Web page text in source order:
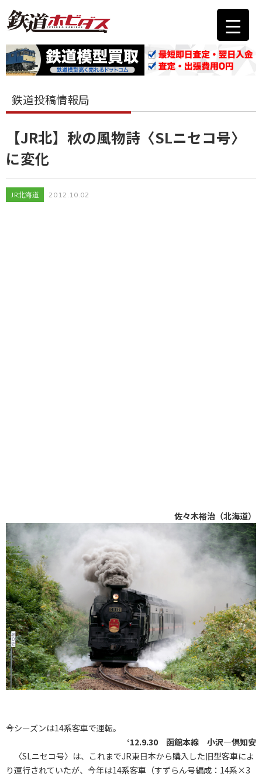
鉄道投稿情報局
【JR北】秋の風物詩〈SLニセコ号〉
に変化
JR北海道 2012.10.02
佐々木裕治（北海道）
今シーズンは14系客車で運転。
‘12.9.30 函館本線 小沢―倶知安
〈SLニセコ号〉は、これまでJR東日本から購入した旧型客車によ
り運行されていたが、今年は14系客車（すずらん号編成：14系×3